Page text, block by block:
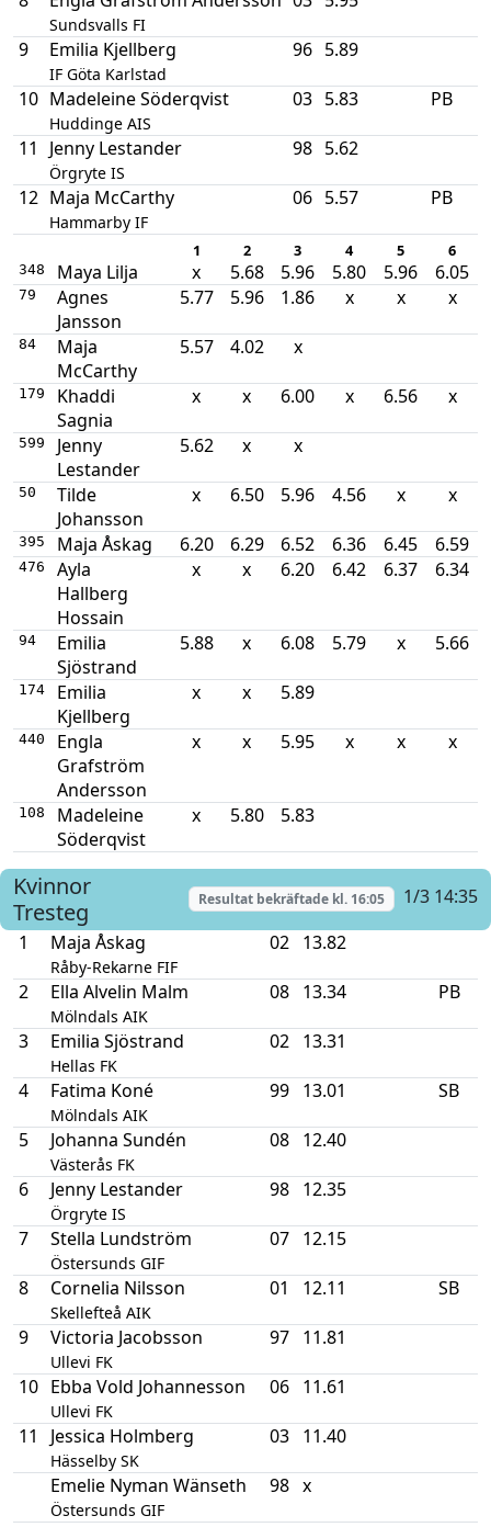
Sundsvalls FI
9 Emilia Kjellberg
IF Göta Karlstad
96 5.89
10 Madeleine Söderqvist
Huddinge AIS
03 5.83 PB
11 Jenny Lestander
Örgryte IS
98 5.62
12 Maja McCarthy
Hammarby IF
06 5.57 PB
1 2 3 4 5 6
348 Maya Lilja x 5.68 5.96 5.80 5.96 6.05
79
Agnes
Jansson
5.77 5.96 1.86 x x x
84
Maja
McCarthy
5.57 4.02 x
179
Khaddi
Sagnia
x x 6.00 x 6.56 x
599
Jenny
Lestander
5.62 x x
50
Tilde
Johansson
x 6.50 5.96 4.56 x x
395 Maja Åskag 6.20 6.29 6.52 6.36 6.45 6.59
476
Ayla
Hallberg
Hossain
x x 6.20 6.42 6.37 6.34
94
Emilia
Sjöstrand
5.88 x 6.08 5.79 x 5.66
174
Emilia
Kjellberg
x x 5.89
440
Engla
Grafström
Andersson
x x 5.95 x x x
108
Madeleine
Söderqvist
x 5.80 5.83
Kvinnor
Tresteg
Resultat bekräftade kl. 16:05
1/3 14:35
1
Maja Åskag
Råby-Rekarne FIF
02 13.82
2 Ella Alvelin Malm
Mölndals AIK
08 13.34 PB
3 Emilia Sjöstrand
Hellas FK
02 13.31
4 Fatima Koné
Mölndals AIK
99 13.01 SB
5 Johanna Sundén
Västerås FK
08 12.40
6 Jenny Lestander
Örgryte IS
98 12.35
7 Stella Lundström
Östersunds GIF
07 12.15
8 Cornelia Nilsson
Skellefteå AIK
01 12.11 SB
9 Victoria Jacobsson
Ullevi FK
97 11.81
10 Ebba Vold Johannesson
Ullevi FK
06 11.61
11 Jessica Holmberg
Hässelby SK
03 11.40
Emelie Nyman Wänseth
Östersunds GIF
98 x